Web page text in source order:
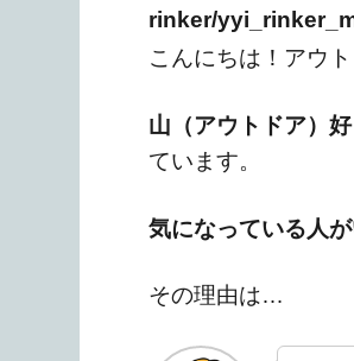
rinker/
こんにちは！アウ
山（アウトドア）
ています。
気になっている人
その理由は…